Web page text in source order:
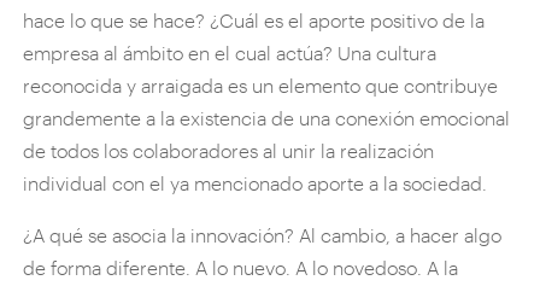
hace lo que se hace? ¿Cuál es el aporte positivo de la
empresa al ámbito en el cual actúa? Una cultura
reconocida y arraigada es un elemento que contribuye
grandemente a la existencia de una conexión emocional
de todos los colaboradores al unir la realización
individual con el ya mencionado aporte a la sociedad.
¿A qué se asocia la innovación? Al cambio, a hacer algo
de forma diferente. A lo nuevo. A lo novedoso. A la